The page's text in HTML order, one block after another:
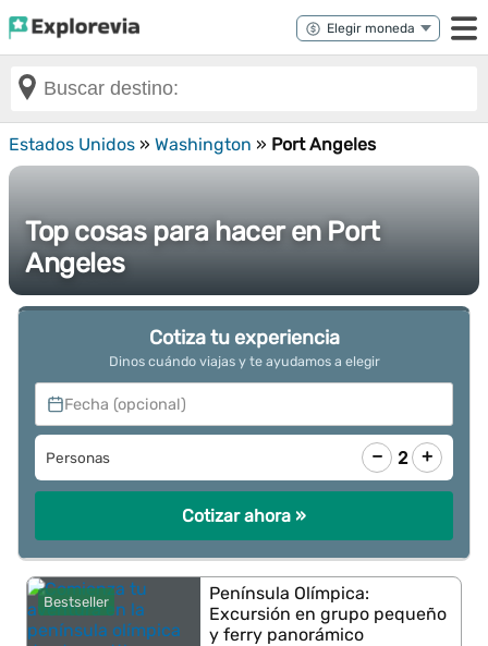
Estados Unidos » Washington » Port Angeles
Top cosas para hacer en Port
Angeles
Cotiza tu experiencia
Dinos cuándo viajas y te ayudamos a elegir
Fecha (opcional)
Personas − 2 +
Cotizar ahora »
Bestseller
Península Olímpica:
Excursión en grupo pequeño
y ferry panorámico